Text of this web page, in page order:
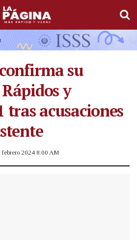
su
y
tras acusaciones
febrero 2024 8:00 AM